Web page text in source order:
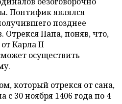
Понтифик являлся
позднее
Отрекся Папа, поняв, что,
Карла II
осуществить
который отрекся от сана,
с 30 ноября 1406 года по 4